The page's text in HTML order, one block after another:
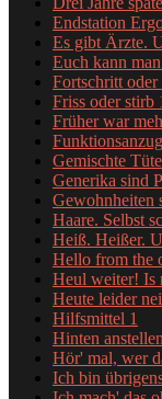
Endstation
Es gibt Ärzte.
Euch kann
Fortschritt
Friss oder stirb
Früher war
Gemischte Tüte
Generika sind
Gewohnheiten
Haare. Selbst
Heiß. Heißer.
Hello from the
Heul weiter! Is
Heute leider
Hilfsmittel 1
Hinten
Hör' mal, wer
Ich bin